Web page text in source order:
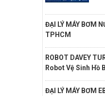
ĐẠI LÝ MÁY BƠM
TPHCM
ROBOT DAVEY
Robot Vệ Sinh Hồ
ĐẠI LÝ MÁY BƠM